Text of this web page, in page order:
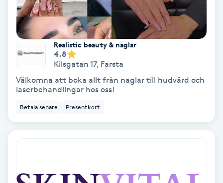
Enzympeeling
Extensions
Face framing
Realistic beauty & naglar
4.8
Kilsgatan 17, Farsta
Välkomna att boka allt från naglar till hudvård och
laserbehandlingar hos oss!
Betala senare Presentkort